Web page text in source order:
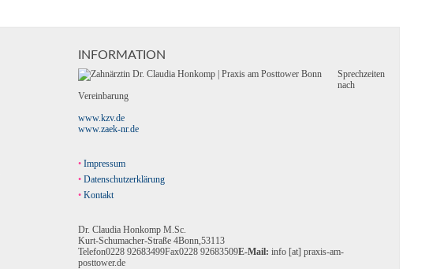
INFORMATION
Sprechzeiten
nach
Vereinbarung
www.kzv.de
www.zaek-nr.de
Impressum
Datenschutzerklärung
Kontakt
Dr. Claudia Honkomp M.Sc.
Kurt-Schumacher-Straße 4Bonn,53113
Telefon0228 92683499Fax0228 92683509E-Mail: info [at] praxis-am-
posttower.de